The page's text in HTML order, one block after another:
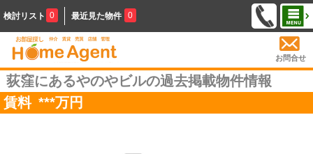
検討リスト 0 最近見た物件 0
お問合せ
荻窪にあるやのやビルの過去掲載物件情報
賃料 ***万円